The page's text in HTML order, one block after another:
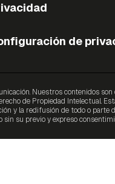
de
Nuestros contenidos son
de Propiedad Intelectual.
y la redifusión de todo o parte
sin su previo y expreso